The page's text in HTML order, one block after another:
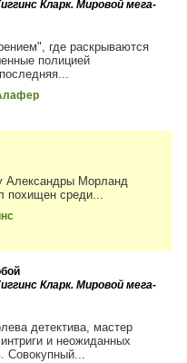
Кларк. Мировой мега-
где раскрываются
полицией
Александры Морланд
похищен среди...
Кларк. Мировой мега-
детектива, мастер
и неожиданных
Совокупный...